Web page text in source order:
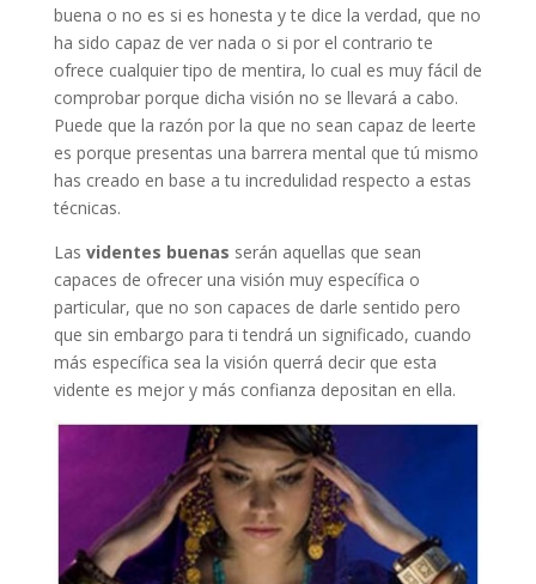
buena o no es si es honesta y te dice la verdad, que no
ha sido capaz de ver nada o si por el contrario te
ofrece cualquier tipo de mentira, lo cual es muy fácil de
comprobar porque dicha visión no se llevará a cabo.
Puede que la razón por la que no sean capaz de leerte
es porque presentas una barrera mental que tú mismo
has creado en base a tu incredulidad respecto a estas
técnicas.
Las videntes buenas serán aquellas que sean
capaces de ofrecer una visión muy específica o
particular, que no son capaces de darle sentido pero
que sin embargo para ti tendrá un significado, cuando
más específica sea la visión querrá decir que esta
vidente es mejor y más confianza depositan en ella.